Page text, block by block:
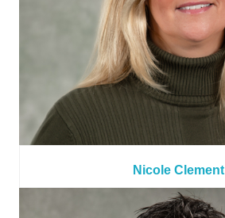
Nicole Clement